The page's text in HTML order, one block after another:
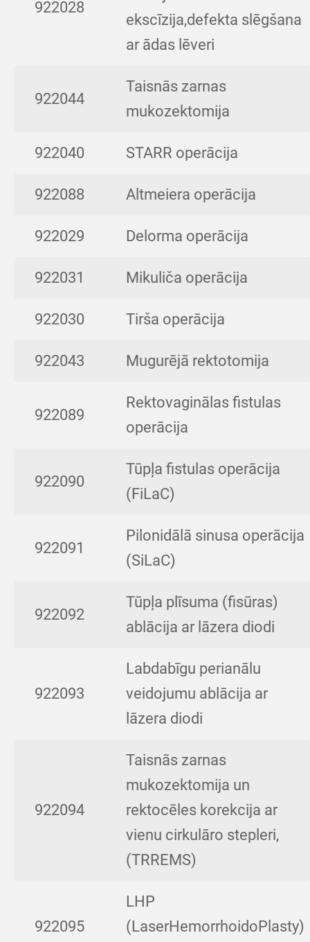
922028
ekscīzija,defekta slēgšana
ar ādas lēveri
922044
Taisnās zarnas
mukozektomija
922040 STARR operācija
922088 Altmeiera operācija
922029 Delorma operācija
922031 Mikuliča operācija
922030 Tirša operācija
922043 Mugurējā rektotomija
922089
Rektovaginālas fistulas
operācija
922090
Tūpļa fistulas operācija
(FiLaC)
922091
Pilonidālā sinusa operācija
(SiLaC)
922092
Tūpļa plīsuma (fisūras)
ablācija ar lāzera diodi
922093
Labdabīgu perianālu
veidojumu ablācija ar
lāzera diodi
922094
Taisnās zarnas
mukozektomija un
rektocēles korekcija ar
vienu cirkulāro stepleri,
(TRREMS)
922095
LHP
(LaserHemorrhoidoPlasty)